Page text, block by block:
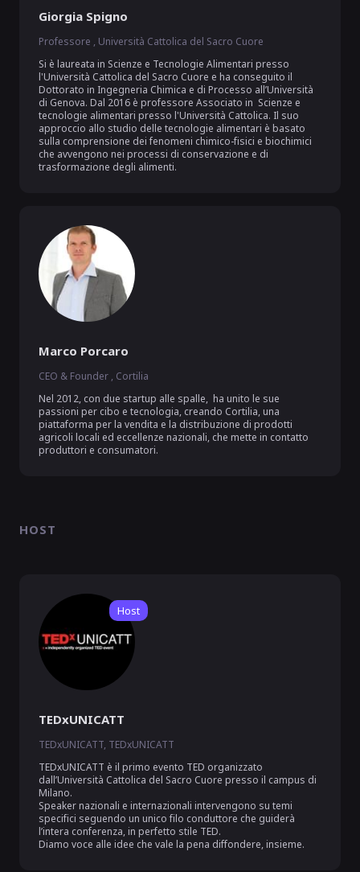
Giorgia Spigno
Professore , Università Cattolica del Sacro Cuore
Si è laureata in Scienze e Tecnologie Alimentari presso
l'Università Cattolica del Sacro Cuore e ha conseguito il
Dottorato in Ingegneria Chimica e di Processo all’Università
di Genova. Dal 2016 è professore Associato in  Scienze e
tecnologie alimentari presso l'Università Cattolica. Il suo
approccio allo studio delle tecnologie alimentari è basato
sulla comprensione dei fenomeni chimico-fisici e biochimici
che avvengono nei processi di conservazione e di
trasformazione degli alimenti.
Marco Porcaro
CEO & Founder , Cortilia
Nel 2012, con due startup alle spalle,  ha unito le sue
passioni per cibo e tecnologia, creando Cortilia, una
piattaforma per la vendita e la distribuzione di prodotti
agricoli locali ed eccellenze nazionali, che mette in contatto
HOST
Host
TEDxUNICATT
TEDxUNICATT, TEDxUNICATT
TEDxUNICATT è il primo evento TED organizzato
dall’Università Cattolica del Sacro Cuore presso il campus di
Milano.
Speaker nazionali e internazionali intervengono su temi
specifici seguendo un unico filo conduttore che guiderà
l’intera conferenza, in perfetto stile TED.
Diamo voce alle idee che vale la pena diffondere, insieme.